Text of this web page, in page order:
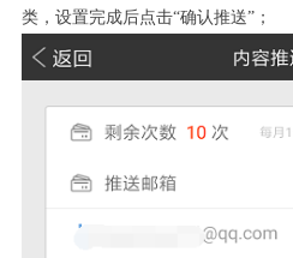
类，设置完成后点击“确认推送”；